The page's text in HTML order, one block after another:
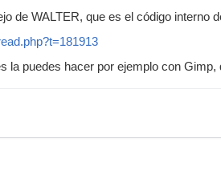
de WALTER, que es el código
la puedes hacer por ejemplo con